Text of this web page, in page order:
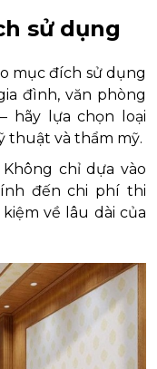
sử dụng
mục đích sử dụng
đình, văn phòng
hãy lựa chọn loại
thuật và thẩm mỹ.
Không chỉ dựa vào
đến chi phí thi
về lâu dài của